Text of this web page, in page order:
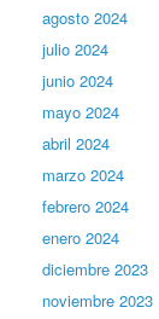
agosto 2024
julio 2024
junio 2024
mayo 2024
abril 2024
marzo 2024
febrero 2024
enero 2024
diciembre 2023
noviembre 2023